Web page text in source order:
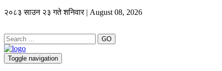
२०८३ साउन २३ गते शनिवार | August 08, 2026
GO
Toggle navigation